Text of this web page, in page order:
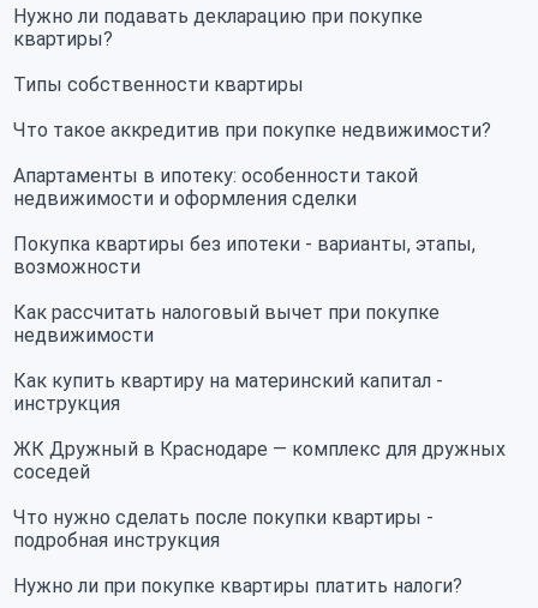
Нужно ли подавать декларацию при покупке
квартиры?
Типы собственности квартиры
Что такое аккредитив при покупке недвижимости?
Апартаменты в ипотеку: особенности такой
недвижимости и оформления сделки
Покупка квартиры без ипотеки - варианты, этапы,
возможности
Как рассчитать налоговый вычет при покупке
недвижимости
Как купить квартиру на материнский капитал -
инструкция
ЖК Дружный в Краснодаре — комплекс для дружных
соседей
Что нужно сделать после покупки квартиры -
подробная инструкция
Нужно ли при покупке квартиры платить налоги?